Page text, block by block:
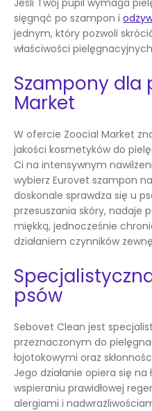
Jeśli Twój pupil wymaga
sięgnąć po szampon i
jednym, który pozwoli
właściwości
Szampony dla
Market
W ofercie Zoocial Market
jakości kosmetyków do
Ci na intensywnym
wybierz Eurovet szampon
doskonale sprawdza się u
przesuszania skóry, nadaje
miękką, jednocześnie
działaniem czynników
psów
Sebovet Clean jest
przeznaczonym do
łojotokowymi oraz
Jego działanie opiera się
wspieraniu prawidłowej
alergiami i